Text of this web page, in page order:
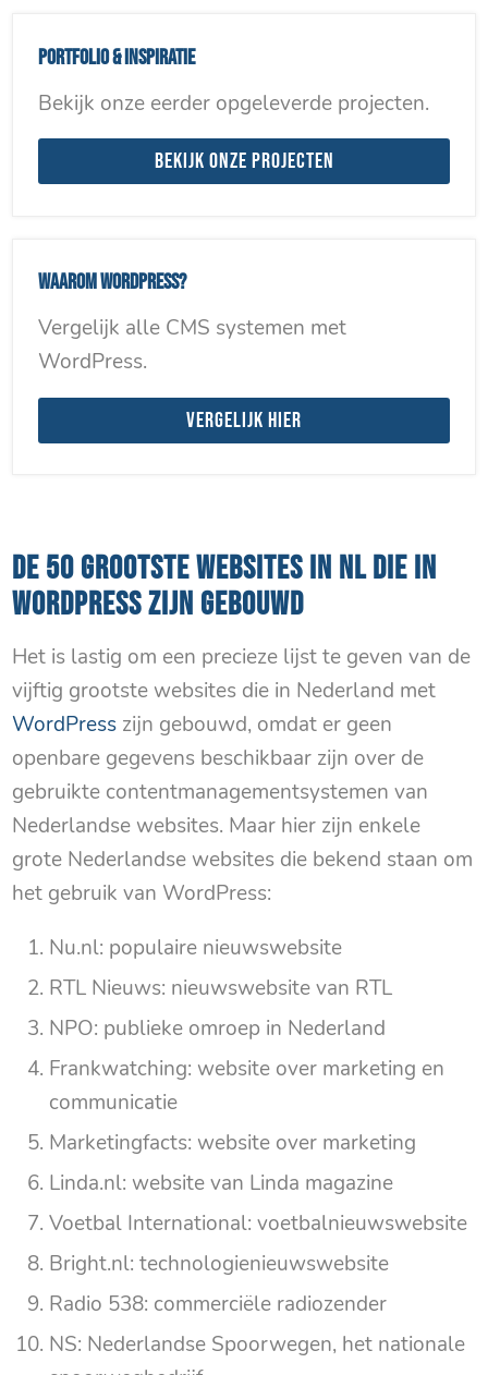
Portfolio & inspiratie
Bekijk onze eerder opgeleverde projecten.
Bekijk onze projecten
Waarom WordPress?
Vergelijk alle CMS systemen met
WordPress.
Vergelijk hier
DE 50 GROOTSTE WEBSITES IN NL DIE IN
WORDPRESS ZIJN GEBOUWD
Het is lastig om een precieze lijst te geven van de
vijftig grootste websites die in Nederland met
WordPress zijn gebouwd, omdat er geen
openbare gegevens beschikbaar zijn over de
gebruikte contentmanagementsystemen van
Nederlandse websites. Maar hier zijn enkele
grote Nederlandse websites die bekend staan om
het gebruik van WordPress:
Nu.nl: populaire nieuwswebsite
RTL Nieuws: nieuwswebsite van RTL
NPO: publieke omroep in Nederland
Frankwatching: website over marketing en
communicatie
Marketingfacts: website over marketing
Linda.nl: website van Linda magazine
Voetbal International: voetbalnieuwswebsite
Bright.nl: technologienieuwswebsite
Radio 538: commerciële radiozender
NS: Nederlandse Spoorwegen, het nationale